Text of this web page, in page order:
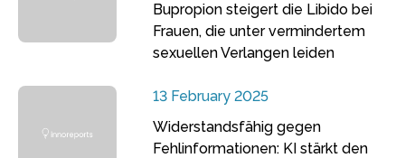
Bupropion steigert die Libido bei
Frauen, die unter vermindertem
sexuellen Verlangen leiden
13 February 2025
Widerstandsfähig gegen
Fehlinformationen: KI stärkt den